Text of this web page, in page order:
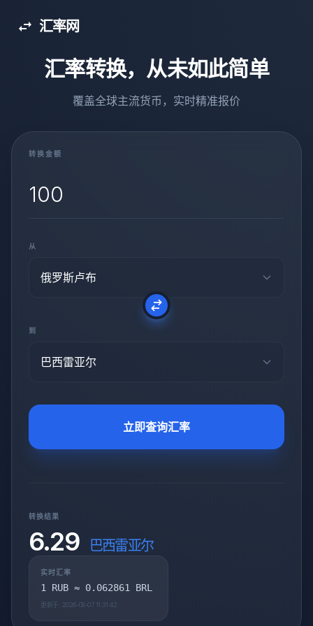
汇率网
汇率转换，从未如此简单
覆盖全球主流货币，实时精准报价
转换金额
从
俄罗斯卢布
到
巴西雷亚尔
立即查询汇率
转换结果
6.29 巴西雷亚尔
实时汇率
1 RUB ≈ 0.062861 BRL
更新于: 2026-08-07 11:31:42